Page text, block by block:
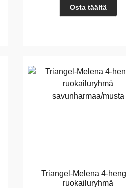
Osta täältä
Triangel-Melena 4-
ruokailuryhmä